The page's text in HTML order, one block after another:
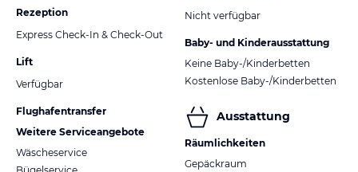
Rezeption
Express Check-In & Check-Out
Lift
Verfügbar
Flughafentransfer
Weitere Serviceangebote
Wäscheservice
Nicht verfügbar
Baby- und Kinderausstattung
Keine Baby-/Kinderbetten
Kostenlose Baby-/Kinderbetten
Ausstattung
Räumlichkeiten
Gepäckraum